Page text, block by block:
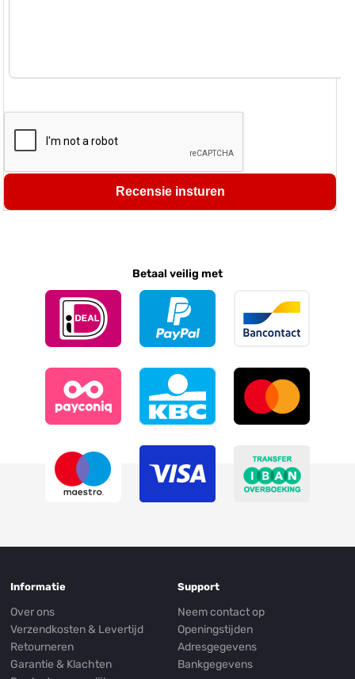
Recensie insturen
Betaal veilig met
Informatie
Over ons
Verzendkosten & Levertijd
Retourneren
Garantie & Klachten
Support
Neem contact op
Openingstijden
Adresgegevens
Bankgegevens